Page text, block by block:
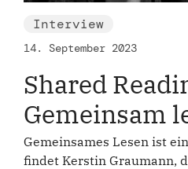
Interview
14. September 2023
Shared
Gemeinsam
Gemeinsames Lesen ist
findet Kerstin Graumann,